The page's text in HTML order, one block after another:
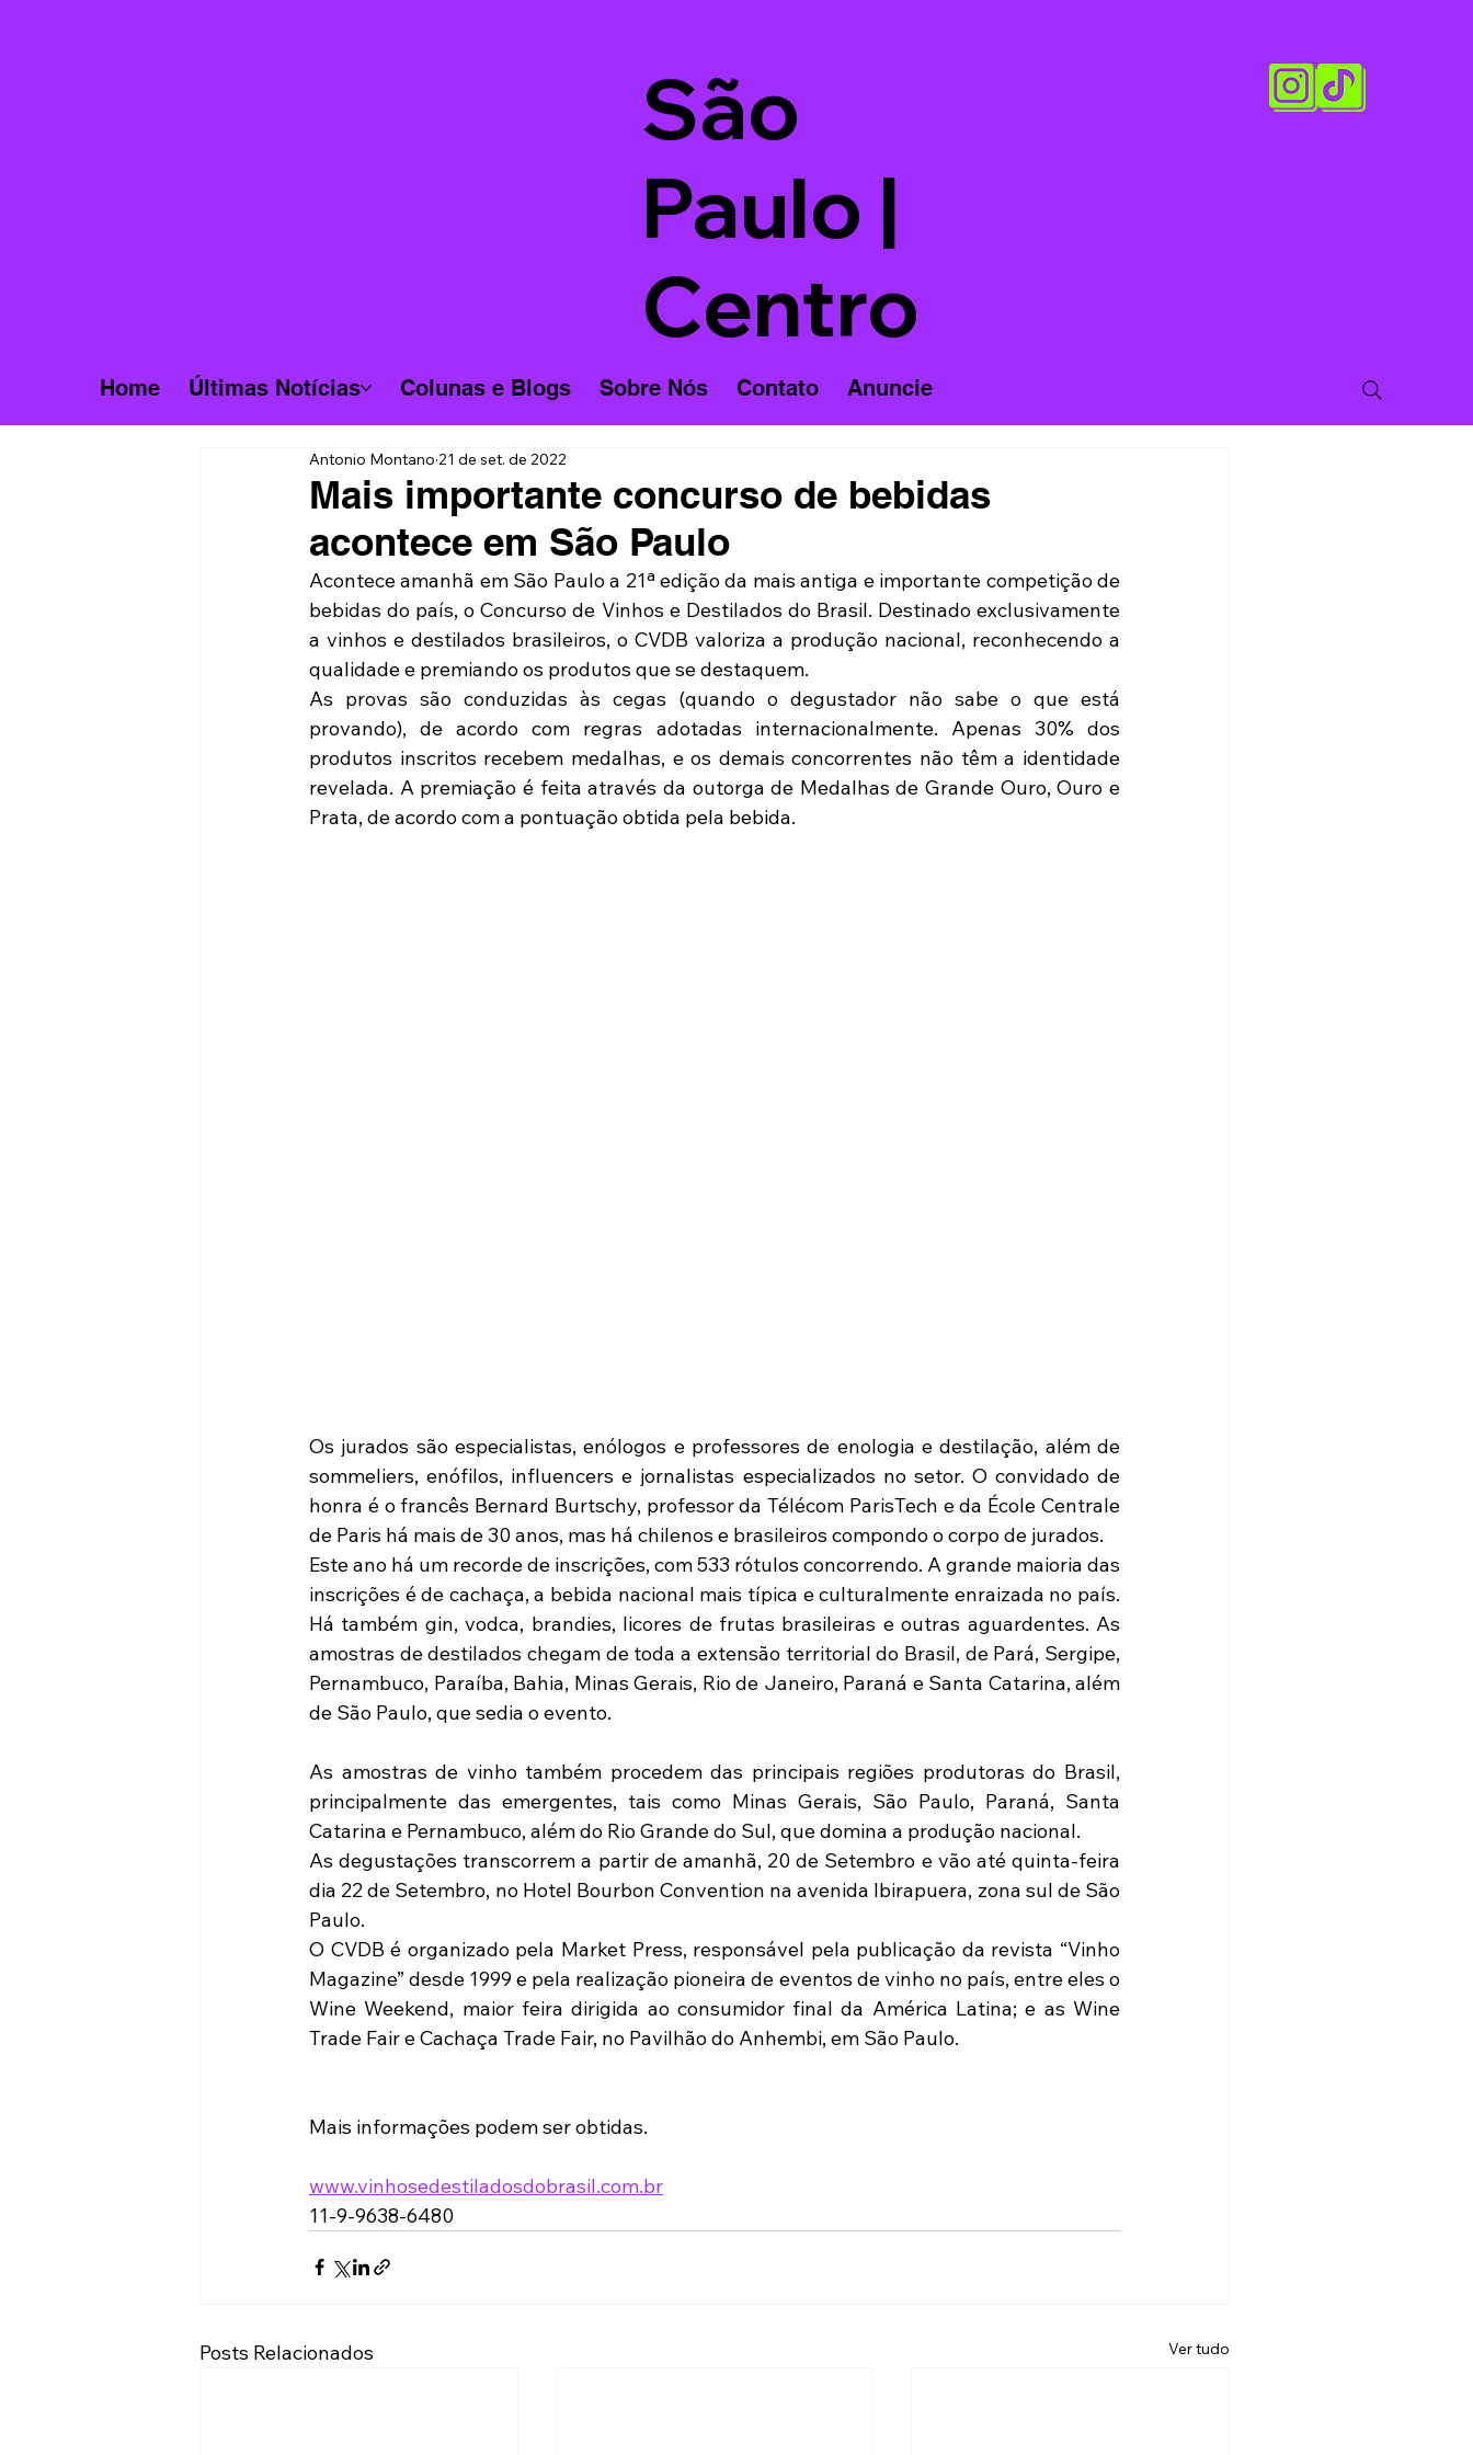
São
Paulo |
Centro
Home Últimas Notícias Colunas e Blogs Sobre Nós Contato Anuncie
Mais importante concurso de bebidas
acontece em São Paulo
Antonio Montano 21 de set. de 2022
Acontece amanhã em São Paulo a 21ª edição da mais antiga e importante competição de
bebidas do país, o Concurso de Vinhos e Destilados do Brasil. Destinado exclusivamente
a vinhos e destilados brasileiros, o CVDB valoriza a produção nacional, reconhecendo a
qualidade e premiando os produtos que se destaquem.
As provas são conduzidas às cegas (quando o degustador não sabe o que está
provando), de acordo com regras adotadas internacionalmente. Apenas 30% dos
produtos inscritos recebem medalhas, e os demais concorrentes não têm a identidade
revelada. A premiação é feita através da outorga de Medalhas de Grande Ouro, Ouro e
Prata, de acordo com a pontuação obtida pela bebida.
Os jurados são especialistas, enólogos e professores de enologia e destilação, além de
sommeliers, enófilos, influencers e jornalistas especializados no setor. O convidado de
honra é o francês Bernard Burtschy, professor da Télécom ParisTech e da École Centrale
de Paris há mais de 30 anos, mas há chilenos e brasileiros compondo o corpo de jurados.
Este ano há um recorde de inscrições, com 533 rótulos concorrendo. A grande maioria das
inscrições é de cachaça, a bebida nacional mais típica e culturalmente enraizada no país.
Há também gin, vodca, brandies, licores de frutas brasileiras e outras aguardentes. As
amostras de destilados chegam de toda a extensão territorial do Brasil, de Pará, Sergipe,
Pernambuco, Paraíba, Bahia, Minas Gerais, Rio de Janeiro, Paraná e Santa Catarina, além
de São Paulo, que sedia o evento.
As amostras de vinho também procedem das principais regiões produtoras do Brasil,
principalmente das emergentes, tais como Minas Gerais, São Paulo, Paraná, Santa
Catarina e Pernambuco, além do Rio Grande do Sul, que domina a produção nacional.
As degustações transcorrem a partir de amanhã, 20 de Setembro e vão até quinta-feira
dia 22 de Setembro, no Hotel Bourbon Convention na avenida Ibirapuera, zona sul de São
Paulo.
O CVDB é organizado pela Market Press, responsável pela publicação da revista “Vinho
Magazine” desde 1999 e pela realização pioneira de eventos de vinho no país, entre eles o
Wine Weekend, maior feira dirigida ao consumidor final da América Latina; e as Wine
Trade Fair e Cachaça Trade Fair, no Pavilhão do Anhembi, em São Paulo.
Mais informações podem ser obtidas.
www.vinhosedestiladosdobrasil.com.br
11-9-9638-6480
Posts Relacionados Ver tudo